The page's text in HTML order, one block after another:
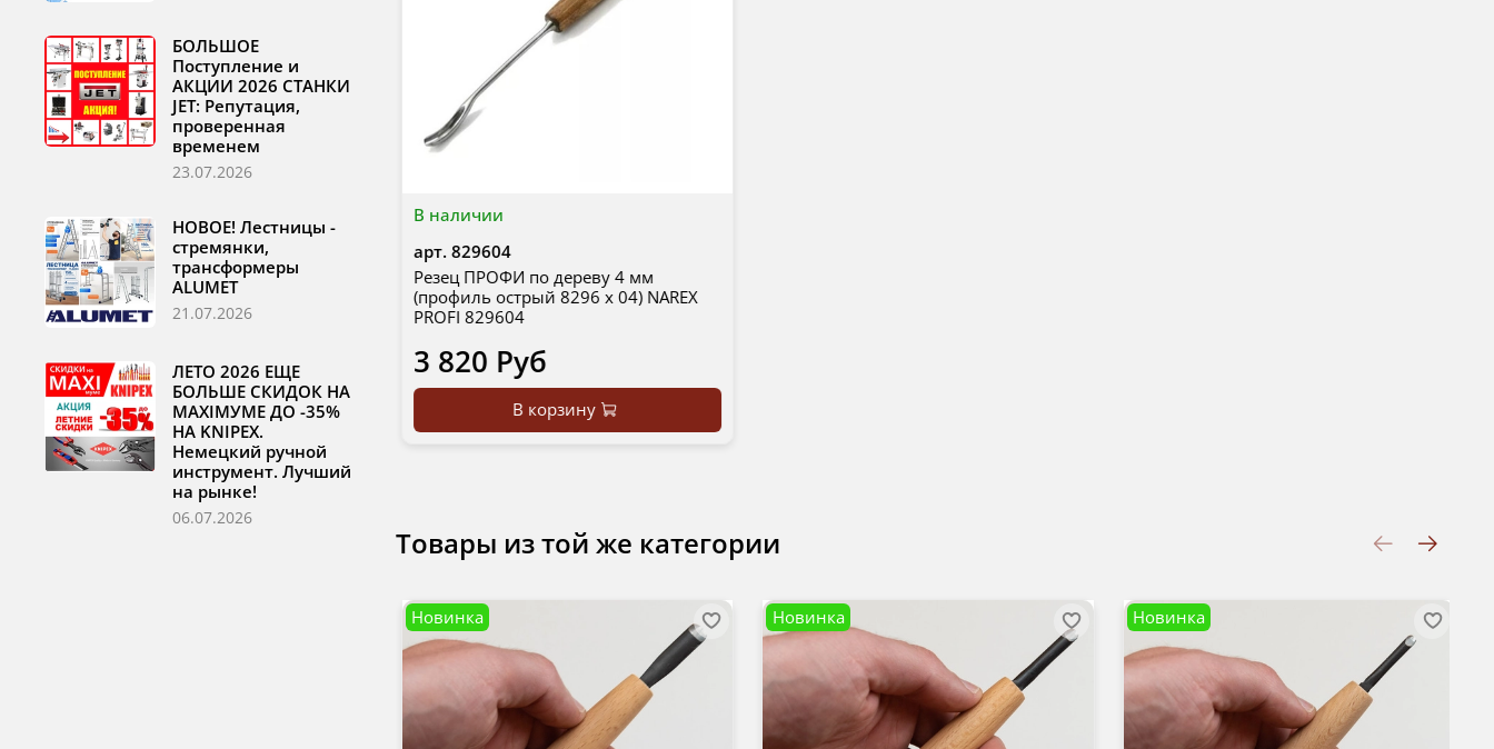
В наличии
арт. 829604
Резец ПРОФИ по дереву 4 мм
(профиль острый 8296 х 04) NAREX
PROFI 829604
3 820 Руб
В корзину
Товары из той же категории
Новинка Новинка Новинка
БОЛЬШОЕ
Поступление и
АКЦИИ 2026 СТАНКИ
JET: Репутация,
проверенная
временем
23.07.2026
НОВОЕ! Лестницы -
стремянки,
трансформеры
ALUMET
21.07.2026
ЛЕТО 2026 ЕЩЕ
БОЛЬШЕ СКИДОК НА
MAXIМУМЕ ДО -35%
НА KNIPEX.
Немецкий ручной
инструмент. Лучший
на рынке!
06.07.2026